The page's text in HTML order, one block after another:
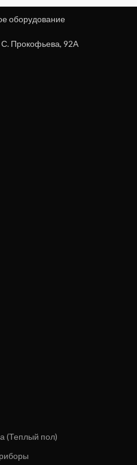
оборудование
С. Прокофьева, 92А
(Теплый пол)